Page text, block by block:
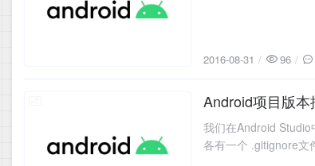
2016-08-31 96
2016-03-19
Android项目版
我们在Android
各有一个 .gitignore文